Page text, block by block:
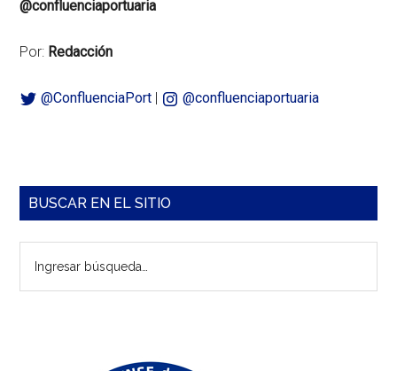
@confluenciaportuaria
Por: Redacción
@ConfluenciaPort | @confluenciaportuaria
Barra
principal
BUSCAR EN EL SITIO
búsqueda…